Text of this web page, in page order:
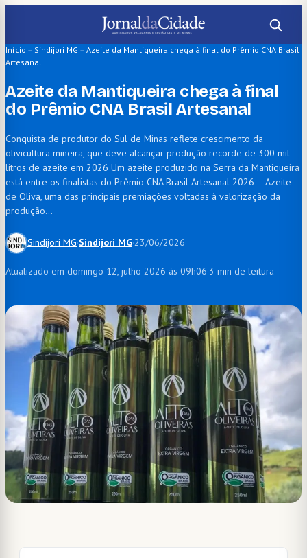
o
conteúdo
Início – Sindijori MG – Azeite da Mantiqueira chega à final do Prêmio CNA Brasil
Artesanal
Azeite da Mantiqueira chega à final
do Prêmio CNA Brasil Artesanal
Conquista de produtor do Sul de Minas reflete crescimento da
olivicultura mineira, que deve alcançar produção recorde de 300 mil
litros de azeite em 2026 Um azeite produzido na Serra da Mantiqueira
está entre os finalistas do Prêmio CNA Brasil Artesanal 2026 – Azeite
de Oliva, uma das principais premiações voltadas à valorização da
produção…
Sindijori MG·Sindijori MG·23/06/2026·
Atualizado em domingo 12, julho 2026 às 09h06·3 min de leitura